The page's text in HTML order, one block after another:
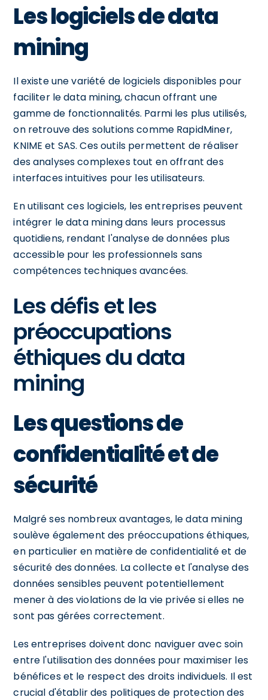
Les logiciels de data
mining
Il existe une variété de logiciels disponibles pour
faciliter le data mining, chacun offrant une
gamme de fonctionnalités. Parmi les plus utilisés,
on retrouve des solutions comme RapidMiner,
KNIME et SAS. Ces outils permettent de réaliser
des analyses complexes tout en offrant des
interfaces intuitives pour les utilisateurs.
En utilisant ces logiciels, les entreprises peuvent
intégrer le data mining dans leurs processus
quotidiens, rendant l'analyse de données plus
accessible pour les professionnels sans
compétences techniques avancées.
Les défis et les
préoccupations
éthiques du data
mining
Les questions de
confidentialité et de
sécurité
Malgré ses nombreux avantages, le data mining
soulève également des préoccupations éthiques,
en particulier en matière de confidentialité et de
sécurité des données. La collecte et l'analyse des
données sensibles peuvent potentiellement
mener à des violations de la vie privée si elles ne
sont pas gérées correctement.
Les entreprises doivent donc naviguer avec soin
entre l'utilisation des données pour maximiser les
bénéfices et le respect des droits individuels. Il est
crucial d'établir des politiques de protection des